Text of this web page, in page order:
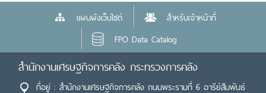
แผนผังเว็บไซต์
สำหรับเจ้าหน้าที่
FPO Data Catalog
สำนักงานเศรษฐกิจการคลัง กระทรวงการคลัง
ที่อยู่ : สำนักงานเศรษฐกิจการคลัง ถนนพระรามที่ 6 อารีย์สัมพันธ์